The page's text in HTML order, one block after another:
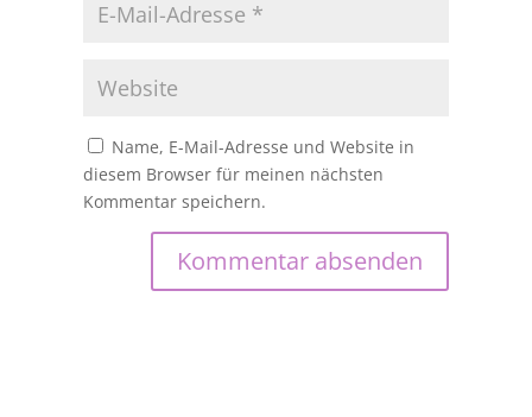
Name, E-Mail-Adresse und Website in
diesem Browser für meinen nächsten
Kommentar speichern.